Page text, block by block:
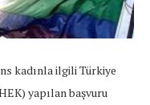
kadınla ilgili Türkiye
yapılan başvuru